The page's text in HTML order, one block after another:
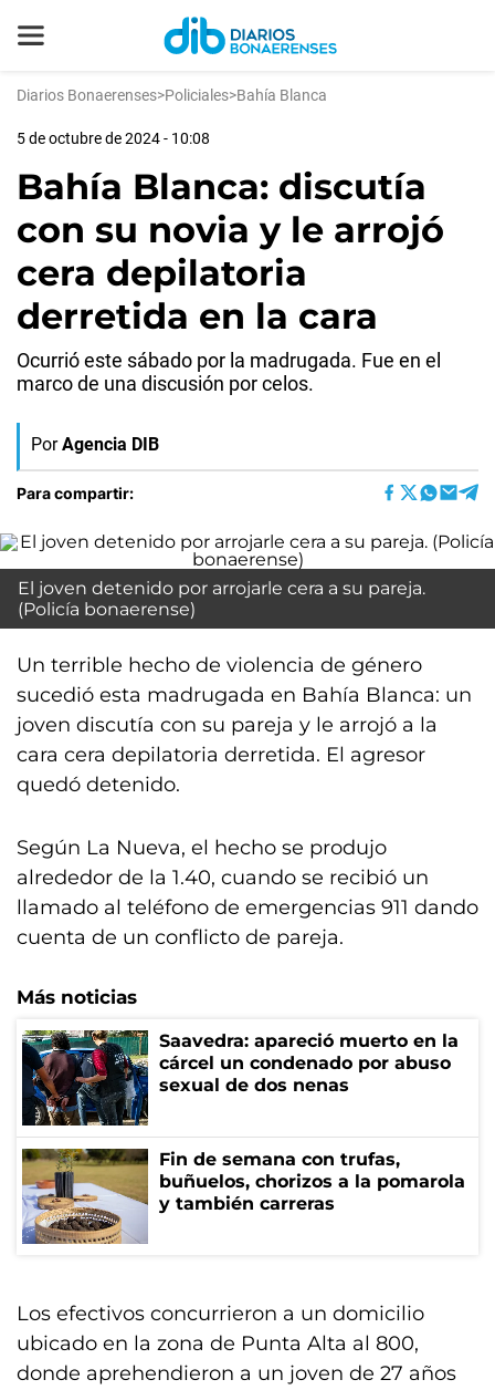
Diarios Bonaerenses>Policiales>Bahía Blanca
5 de octubre de 2024 - 10:08
Bahía Blanca: discutía
con su novia y le arrojó
cera depilatoria
derretida en la cara
Ocurrió este sábado por la madrugada. Fue en el
marco de una discusión por celos.
Por Agencia DIB
Para compartir:
El joven detenido por arrojarle cera a su pareja.
(Policía bonaerense)
Un terrible hecho de violencia de género
sucedió esta madrugada en Bahía Blanca: un
joven discutía con su pareja y le arrojó a la
cara cera depilatoria derretida. El agresor
quedó detenido.
Según La Nueva, el hecho se produjo
alrededor de la 1.40, cuando se recibió un
llamado al teléfono de emergencias 911 dando
cuenta de un conflicto de pareja.
Más noticias
Saavedra: apareció muerto en la
cárcel un condenado por abuso
sexual de dos nenas
Fin de semana con trufas,
buñuelos, chorizos a la pomarola
y también carreras
Los efectivos concurrieron a un domicilio
ubicado en la zona de Punta Alta al 800,
donde aprehendieron a un joven de 27 años